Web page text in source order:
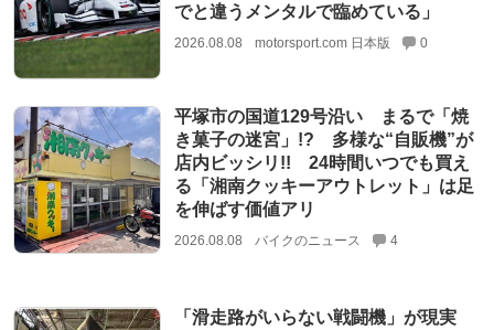
でと違うメンタルで臨めている」
2026.08.08 motorsport.com 日本版 0
平塚市の国道129号沿い まるで「焼
き菓子の迷宮」!? 多様な“自販機”が
店内ビッシリ!! 24時間いつでも買え
る「湘南クッキーアウトレット」は足
を伸ばす価値アリ
2026.08.08 バイクのニュース 4
「滑走路がいらない戦闘機」が現実